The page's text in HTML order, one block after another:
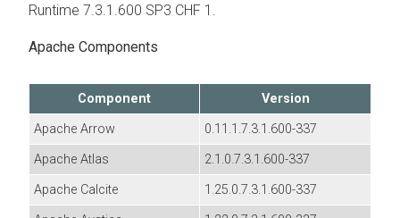
Runtime 7.3.1.600 SP3 CHF 1.
Apache Components
Component
Version
Apache Arrow
0.11.1.7.3.1.600-337
Apache Atlas
2.1.0.7.3.1.600-337
Apache Calcite
1.25.0.7.3.1.600-337